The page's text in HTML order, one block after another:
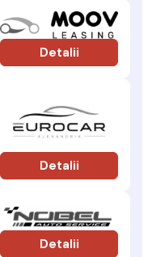
Detalii
Detalii
Detalii